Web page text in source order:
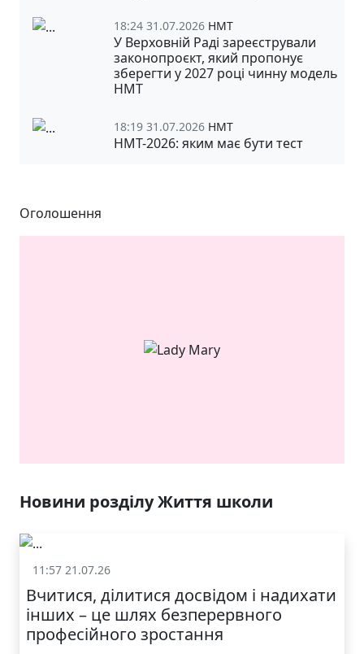
18:24 31.07.2026 НМТ
У Верховній Раді зареєстрували
законопроєкт, який пропонує
зберегти у 2027 році чинну модель
НМТ
18:19 31.07.2026 НМТ
НМТ-2026: яким має бути тест
Оголошення
У ЛЬВОВІ
Новини розділу Життя школи
11:57 21.07.26
Вчитися, ділитися досвідом і надихати
інших – це шлях безперервного
професійного зростання